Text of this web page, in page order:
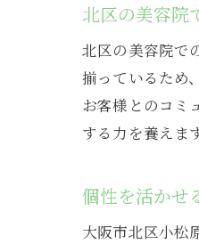
北区の美容院
北区の美容院で
揃っているため
お客様とのコミ
する力を養えま
個性を活かせ
大阪市北区小松